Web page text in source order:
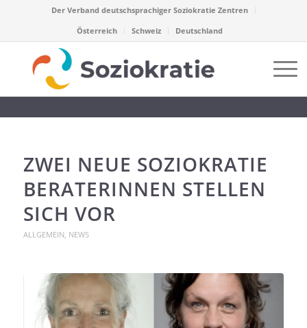
Der Verband deutschsprachiger Soziokratie Zentren
Österreich
Schweiz Deutschland
ZWEI NEUE SOZIOKRATIE
BERATERINNEN STELLEN
SICH VOR
ALLGEMEIN, NEWS